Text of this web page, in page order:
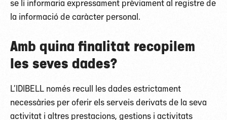
se li informaria expressament prèviament al registre de
la informació de caràcter personal.
Amb quina finalitat recopilem
les seves dades?
L’IDIBELL només recull les dades estrictament
necessàries per oferir els serveis derivats de la seva
activitat i altres prestacions, gestions i activitats